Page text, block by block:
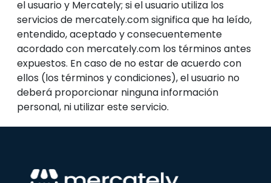
el usuario y Mercately; si el usuario utiliza los
servicios de mercately.com significa que ha leído,
entendido, aceptado y consecuentemente
acordado con mercately.com los términos antes
expuestos. En caso de no estar de acuerdo con
ellos (los términos y condiciones), el usuario no
deberá proporcionar ninguna información
personal, ni utilizar este servicio.